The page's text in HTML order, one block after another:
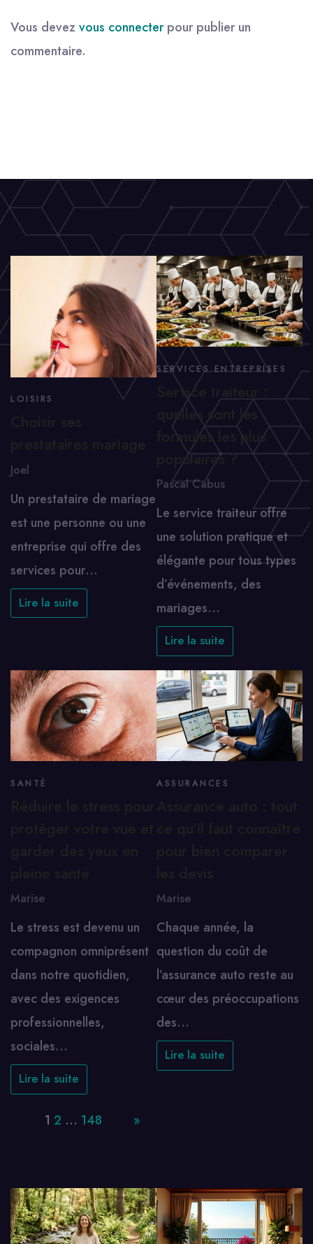
Vous devez vous connecterpour publier un
commentaire.
LOISIRS
Joel
Un prestataire de mariage
est une personne ou une
entreprise qui offre des
services pour…
Lire la suite
SERVICES ENTREPRISES
Service traiteur :
quelles sont les
formules les plus
populaires ?
Pascal Cabus
Le service traiteur offre
une solution pratique et
élégante pour tous types
d’événements, des
mariages…
Lire la suite
SANTÉ
Marise
Le stress est devenu un
compagnon omniprésent
dans notre quotidien,
avec des exigences
professionnelles,
sociales…
Lire la suite
ASSURANCES
Marise
Chaque année, la
question du coût de
l’assurance auto reste au
cœur des préoccupations
des…
Lire la suite
1 2 … 148 »